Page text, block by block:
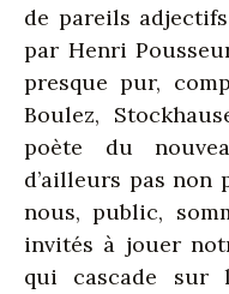
de pareils
par Henri
presque pur,
Boulez,
poète du
d’ailleurs pas non
nous, public,
invités à jouer
qui cascade sur